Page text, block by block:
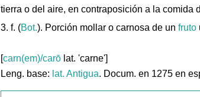
tierra o del aire, en contraposición a la comida
3. f. (Bot.). Porción mollar o carnosa de un fruto
[carn(em)/carō lat. 'carne']
Leng. base: lat. Antigua. Docum. en 1275 en